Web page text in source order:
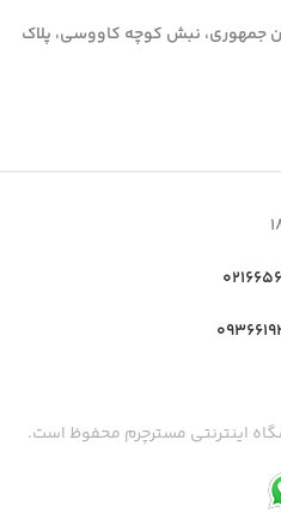
جمهوری، نبش کوچه کاووسی، پلاک
اینترنتی مسترچرم محفوظ است.